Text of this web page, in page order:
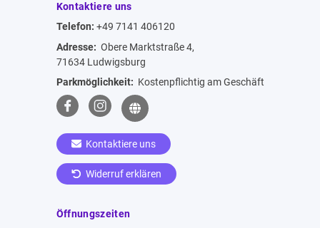
Kontaktiere uns
Telefon: +49 7141 406120
Adresse: Obere Marktstraße 4,
71634 Ludwigsburg
Parkmöglichkeit: Kostenpflichtig am Geschäft
Kontaktiere uns
Widerruf erklären
Öffnungszeiten